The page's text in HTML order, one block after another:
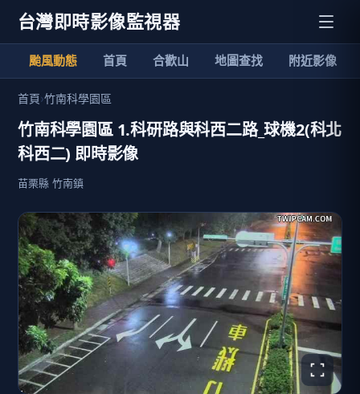
台灣即時影像監視器
颱風動態 首頁 合歡山 地圖查找 附近影像
首頁›竹南科學園區
竹南科學園區 1.科研路與科西二路_球機2(科北
科西二) 即時影像
苗栗縣 竹南鎮